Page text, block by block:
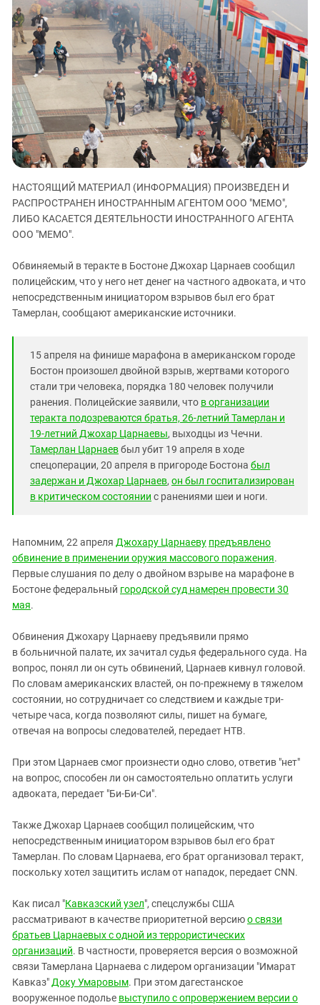
ЗАСТАВЛЯЕТ
КАВКАЗ ЗА ПАЛЕСТИНУ
ИНАКОМЫСЛИЕ В ЧЕЧНЕ
ПРЕСЛЕДОВАНИЕ АКТИВИСТОВ
МОБИЛИЗАЦИЯ И ПРОТЕСТЫ
Дагестан
Ингушетия
Кабардино-Балкария
Калмыкия
Карачаево-Черкесия
Краснодарский край
Нагорный Карабах
Российская Федерация
Ростовская область
СКФО
Чечня
Южная Осетия
Южный Кавказ
НАСТОЯЩИЙ МАТЕРИАЛ (ИНФОРМАЦИЯ) ПРОИЗВЕДЕН И
РАСПРОСТРАНЕН ИНОСТРАННЫМ АГЕНТОМ ООО "МЕМО",
ЛИБО КАСАЕТСЯ ДЕЯТЕЛЬНОСТИ ИНОСТРАННОГО АГЕНТА
ООО "МЕМО".
Обвиняемый в теракте в Бостоне Джохар Царнаев сообщил
полицейским, что у него нет денег на частного адвоката, и что
непосредственным инициатором взрывов был его брат
Тамерлан, сообщают американские источники.
15 апреля на финише марафона в американском городе
Бостон произошел двойной взрыв, жертвами которого
стали три человека, порядка 180 человек получили
ранения. Полицейские заявили, что в организации
теракта подозреваются братья, 26-летний Тамерлан и
19-летний Джохар Царнаевы, выходцы из Чечни.
Тамерлан Царнаевбыл убит 19 апреля в ходе
спецоперации, 20 апреля в пригороде Бостона был
задержан и Джохар Царнаев, он был госпитализирован
в критическом состоянии с ранениями шеи и ноги.
Напомним, 22 апреля Джохару Царнаеву предъявлено
обвинение в применении оружия массового поражения.
Первые слушания по делу о двойном взрыве на марафоне в
Бостоне федеральный городской суд намерен провести 30
мая.
Обвинения Джохару Царнаеву предъявили прямо
в больничной палате, их зачитал судья федерального суда. На
вопрос, понял ли он суть обвинений, Царнаев кивнул головой.
По словам американских властей, он по-прежнему в тяжелом
состоянии, но сотрудничает со следствием и каждые три-
четыре часа, когда позволяют силы, пишет на бумаге,
отвечая на вопросы следователей, передает НТВ.
При этом Царнаев смог произнести одно слово, ответив "нет"
на вопрос, способен ли он самостоятельно оплатить услуги
адвоката, передает "Би-Би-Си".
Также Джохар Царнаев сообщил полицейским, что
непосредственным инициатором взрывов был его брат
Тамерлан. По словам Царнаева, его брат организовал теракт,
поскольку хотел защитить ислам от нападок, передает CNN.
Как писал "Кавказский узел", спецслужбы США
рассматривают в качестве приоритетной версиюо связи
братьев Царнаевых с одной из террористических
организаций. В частности, проверяется версия о возможной
связи Тамерлана Царнаева с лидером организации "Имарат
Кавказ" Доку Умаровым. При этом дагестанское
вооруженное подолье выступило с опровержением версии о